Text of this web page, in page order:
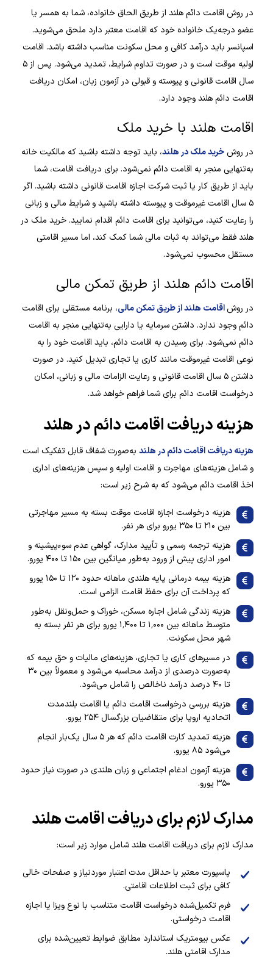
در روش اقامت دائم هلند از طریق الحاق خانواده، شما به همسر یا
عضو درجه‌یک خانواده خود که اقامت معتبر دارد ملحق می‌شوید.
اسپانسر باید درآمد کافی و محل سکونت مناسب داشته باشد. اقامت
اولیه موقت است و در صورت تداوم شرایط، تمدید می‌شود. پس از ۵
سال اقامت قانونی و پیوسته و قبولی در آزمون زبان، امکان دریافت
اقامت دائم هلند وجود دارد.
اقامت هلند با خرید ملک
در روشخرید ملک در هلند، باید توجه داشته باشید که مالکیت خانه
به‌تنهایی منجر به اقامت دائم نمی‌شود. برای دریافت اقامت، شما
باید از طریق کار یا ثبت شرکت اجازه اقامت قانونی داشته باشید. اگر
۵ سال اقامت غیرموقت و پیوسته داشته باشید و شرایط مالی و زبانی
را رعایت کنید، می‌توانید برای اقامت دائم اقدام نمایید. خرید ملک در
هلند فقط می‌تواند به ثبات مالی شما کمک کند، اما مسیر اقامتی
مستقل محسوب نمی‌شود.
اقامت دائم هلند از طریق تمکن مالی
در روشاقامت هلند از طریق تمکن مالی، برنامه مستقلی برای اقامت
دائم وجود ندارد. داشتن سرمایه یا دارایی به‌تنهایی منجر به اقامت
دائم نمی‌شود. برای رسیدن به اقامت دائم، باید اقامت خود را به
نوعی اقامت غیرموقت مانند کاری یا تجاری تبدیل کنید. در صورت
داشتن ۵ سال اقامت قانونی و رعایت الزامات مالی و زبانی، امکان
درخواست اقامت دائم برای شما فراهم خواهد شد.
هزینه دریافت اقامت دائم در هلند
هزینه دریافت اقامت دائم در هلند به‌صورت شفاف قابل تفکیک است
و شامل هزینه‌های مهاجرت و اقامت اولیه و سپس هزینه‌های اداری
اخذ اقامت دائم می‌شود که به شرح زیر است:
هزینه درخواست اجازه اقامت موقت بسته به مسیر مهاجرتی
بین ۲۱۰ تا ۳۵۰ یورو برای هر نفر.
هزینه ترجمه رسمی و تأیید مدارک، گواهی عدم سوءپیشینه و
امور اداری پیش از ورود به‌طور میانگین بین ۱۵۰ تا ۴۰۰ یورو.
هزینه بیمه درمانی پایه هلندی ماهانه حدود ۱۲۰ تا ۱۵۰ یورو
که پرداخت آن برای حفظ اقامت الزامی است.
هزینه زندگی شامل اجاره مسکن، خوراک و حمل‌ونقل به‌طور
متوسط ماهانه بین ۱٬۰۰۰ تا ۱٬۴۰۰ یورو برای هر نفر بسته به
شهر محل سکونت.
در مسیرهای کاری یا تجاری، هزینه‌های مالیات و حق بیمه که
به‌صورت درصدی از درآمد محاسبه می‌شود و معمولاً بین ۳۰
تا ۴۰ درصد درآمد ناخالص را شامل می‌شود.
هزینه بررسی درخواست اقامت دائم یا اقامت بلندمدت
اتحادیه اروپا برای متقاضیان بزرگسال ۲۵۴ یورو.
هزینه تمدید کارت اقامت دائم که هر ۵ سال یک‌بار انجام
می‌شود ۸۵ یورو.
هزینه آزمون ادغام اجتماعی و زبان هلندی در صورت نیاز حدود
۳۵۰ یورو.
مدارک لازم برای دریافت اقامت هلند
مدارک لازم برای دریافت اقامت هلند شامل موارد زیر است:
پاسپورت معتبر با حداقل مدت اعتبار موردنیاز و صفحات خالی
کافی برای ثبت اطلاعات اقامتی.
فرم تکمیل‌شده درخواست اقامت متناسب با نوع ویزا یا اجازه
اقامت درخواستی.
عکس بیومتریک استاندارد مطابق ضوابط تعیین‌شده برای
مدارک اقامتی هلند.